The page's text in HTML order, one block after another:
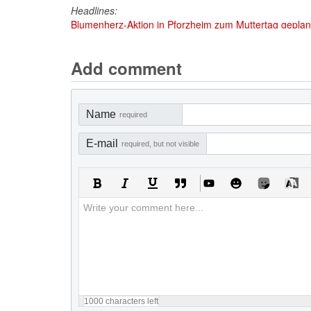
Headlines:
Blumenherz-Aktion in Pforzheim zum Muttertag
Add comment
Name required
E-mail required, but not visible
1000 characters left